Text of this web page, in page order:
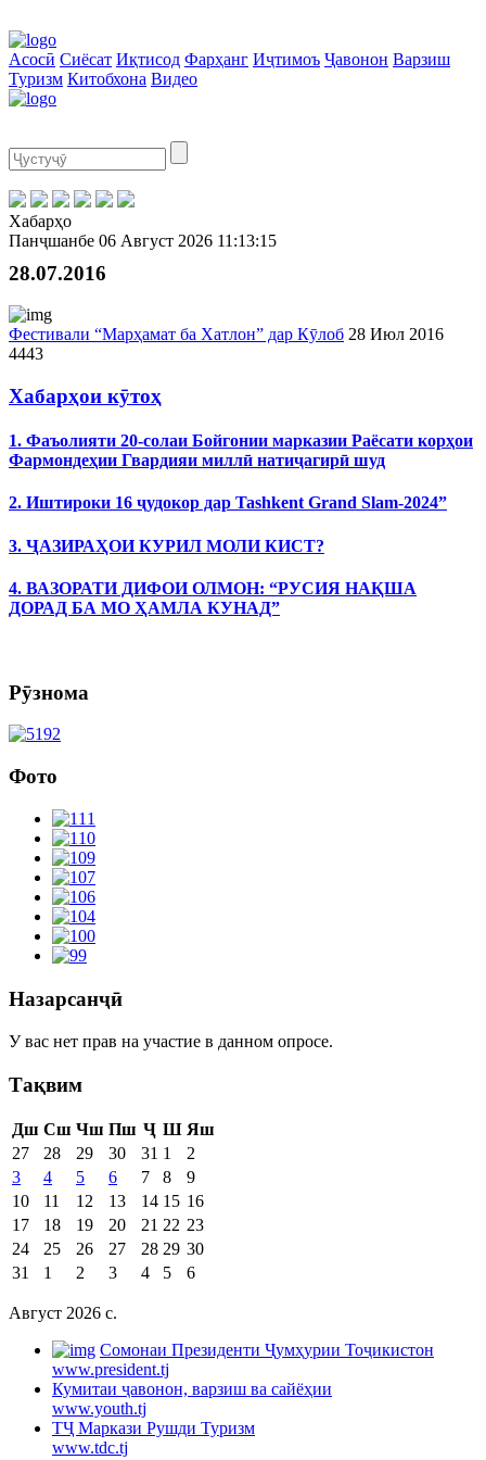
Асосӣ Сиёсат Иқтисод Фарҳанг Иҷтимоъ Ҷавонон Варзиш
Туризм Китобхона Видео
Хабарҳо
Панҷшанбе 06 Август 2026 11:13:15
28.07.2016
Фестивали “Марҳамат ба Хатлон” дар Кӯлоб 28 Июл 2016
4443
Хабарҳои кӯтоҳ
1. Фаъолияти 20-солаи Бойгонии марказии Раёсати корҳои
Фармондеҳии Гвардияи миллӣ натиҷагирӣ шуд
2. Иштироки 16 ҷудокор дар Tashkent Grand Slam-2024”
3. ҶАЗИРАҲОИ КУРИЛ МОЛИ КИСТ?
4. ВАЗОРАТИ ДИФОИ ОЛМОН: “РУСИЯ НАҚША
ДОРАД БА МО ҲАМЛА КУНАД”
Рӯзнома
Фото
Назарсанҷӣ
У вас нет прав на участие в данном опросе.
Тақвим
Дш Сш Чш Пш Ҷ Ш Яш
27
28 29 30 31 1
2
3
4 5 6 7 8
9
10
11 12 13 14 15 16
17
18 19 20 21 22 23
24
25 26 27 28 29 30
31
1 2 3 4 5 6
Август 2026 c.
Cомонаи Президенти Ҷумҳурии Тоҷикистон
www.president.tj
Кумитаи ҷавонон, варзиш ва сайёҳии
www.youth.tj
ТҶ Маркази Рушди Туризм
www.tdc.tj